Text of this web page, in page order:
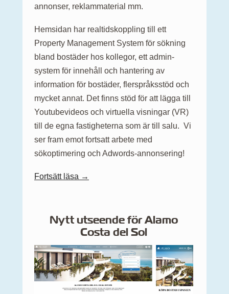
annonser, reklammaterial mm.
Hemsidan har realtidskoppling till ett
Property Management System för sökning
bland bostäder hos kollegor, ett admin-
system för innehåll och hantering av
information för bostäder, flerspråksstöd och
mycket annat. Det finns stöd för att lägga till
Youtubevideos och virtuella visningar (VR)
till de egna fastigheterna som är till salu. Vi
ser fram emot fortsatt arbete med
sökoptimering och Adwords-annonsering!
Fortsätt läsa →
Nytt utseende för Alamo
Costa del Sol